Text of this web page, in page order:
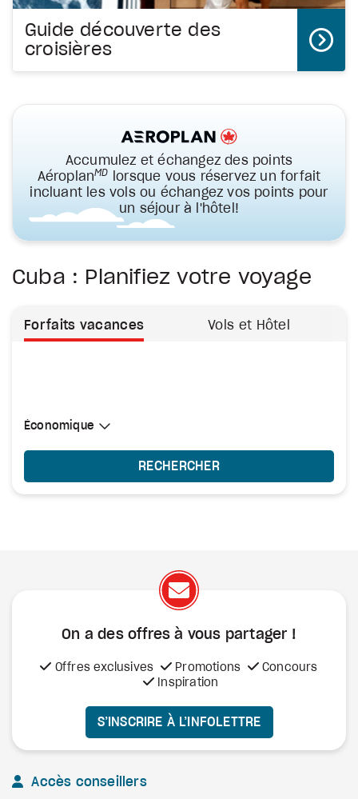
Guide découverte des
croisières
Accumulez et échangez des points
AéroplanMD
lorsque vous réservez un forfait
incluant les vols ou échangez vos points pour
un séjour à l'hôtel!
Cuba : Planifiez votre voyage
Forfaits vacances Vols et Hôtel
Sélectionner une cabine
Économique
Économique
RECHERCHER
On a des offres à vous partager !
Offres exclusives Promotions
Concours
Inspiration
S’INSCRIRE À L’INFOLETTRE
Accès conseillers